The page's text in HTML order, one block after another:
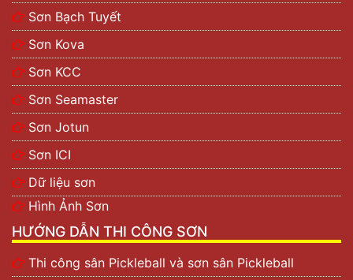
Sơn Bạch Tuyết
Sơn Kova
Sơn KCC
Sơn Seamaster
Sơn Jotun
Sơn ICI
Dữ liệu sơn
Hình Ảnh Sơn
HƯỚNG DẪN THI CÔNG SƠN
Thi công sân Pickleball và sơn sân Pickleball